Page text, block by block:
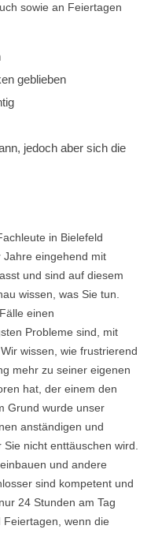
sowie an Feiertagen
geblieben
jedoch aber sich die
in Bielefeld
eingehend mit
und sind auf diesem
wissen, was Sie tun.
einen
Probleme sind, mit
wissen, wie frustrierend
mehr zu seiner eigenen
hat, der einem den
Grund wurde unser
anständigen und
nicht enttäuschen wird.
und andere
sind kompetent und
24 Stunden am Tag
wenn die